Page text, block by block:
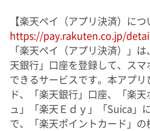
【楽天ペイ（アプリ決済）につ
https://pay.rakuten.co.jp/
「楽天ペイ（アプリ決済）」
天銀行」口座を登録して、ス
できるサービスです。本アプ
ド、「楽天銀行」口座、「楽
ュ」「楽天Ｅｄｙ」「Suica」
で、「楽天ポイントカード」の